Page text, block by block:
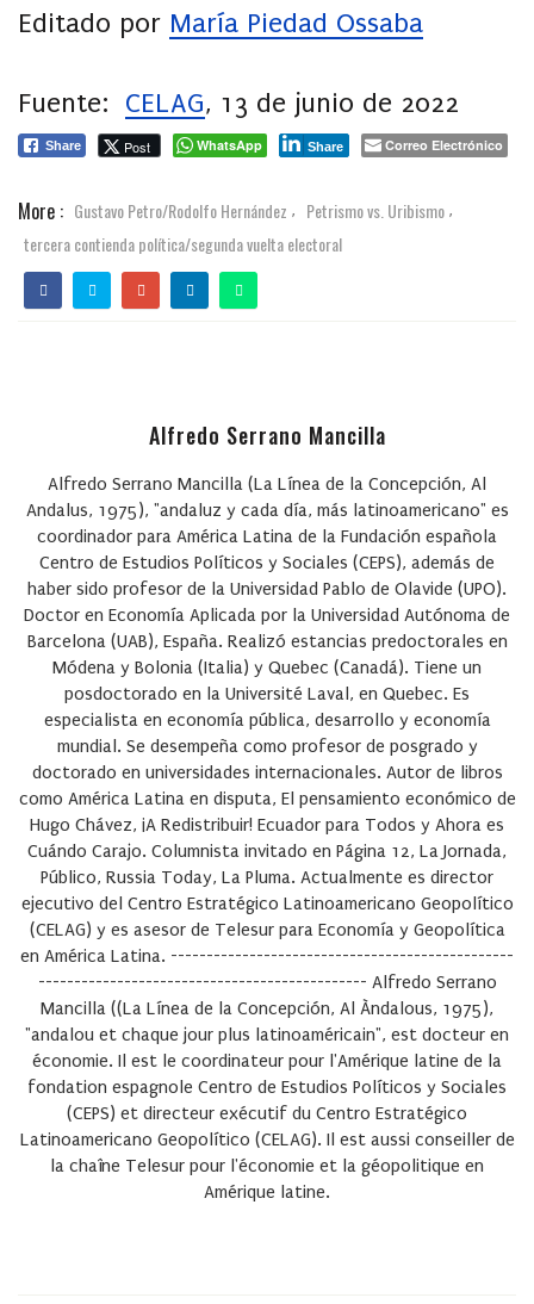
Editado por María Piedad Ossaba
Fuente: CELAG, 13 de junio de 2022
Share Post WhatsApp Share Correo Electrónico
More : Gustavo Petro/Rodolfo Hernández , Petrismo vs. Uribismo ,
tercera contienda política/segunda vuelta electoral
Alfredo Serrano Mancilla
Alfredo Serrano Mancilla (La Línea de la Concepción, Al
Andalus, 1975), "andaluz y cada día, más latinoamericano" es
coordinador para América Latina de la Fundación española
Centro de Estudios Políticos y Sociales (CEPS), además de
haber sido profesor de la Universidad Pablo de Olavide (UPO).
Doctor en Economía Aplicada por la Universidad Autónoma de
Barcelona (UAB), España. Realizó estancias predoctorales en
Módena y Bolonia (Italia) y Quebec (Canadá). Tiene un
posdoctorado en la Université Laval, en Quebec. Es
especialista en economía pública, desarrollo y economía
mundial. Se desempeña como profesor de posgrado y
doctorado en universidades internacionales. Autor de libros
como América Latina en disputa, El pensamiento económico de
Hugo Chávez, ¡A Redistribuir! Ecuador para Todos y Ahora es
Cuándo Carajo. Columnista invitado en Página 12, La Jornada,
Público, Russia Today, La Pluma. Actualmente es director
ejecutivo del Centro Estratégico Latinoamericano Geopolítico
(CELAG) y es asesor de Telesur para Economía y Geopolítica
en América Latina. ------------------------------------------------
---------------------------------------------- Alfredo Serrano
Mancilla ((La Línea de la Concepción, Al Àndalous, 1975),
"andalou et chaque jour plus latinoaméricain", est docteur en
économie. Il est le coordinateur pour l'Amérique latine de la
fondation espagnole Centro de Estudios Políticos y Sociales
(CEPS) et directeur exécutif du Centro Estratégico
Latinoamericano Geopolítico (CELAG). Il est aussi conseiller de
la chaîne Telesur pour l'économie et la géopolitique en
Amérique latine.